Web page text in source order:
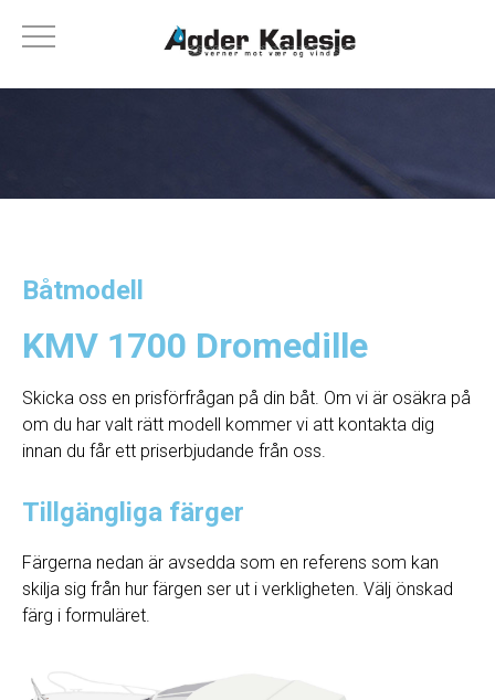
Båtmodell
KMV 1700 Dromedille
Skicka oss en prisförfrågan på din båt. Om vi ​​är osäkra på
om du har valt rätt modell kommer vi att kontakta dig
innan du får ett priserbjudande från oss.
Tillgängliga färger
Färgerna nedan är avsedda som en referens som kan
skilja sig från hur färgen ser ut i verkligheten. Välj önskad
färg i formuläret.